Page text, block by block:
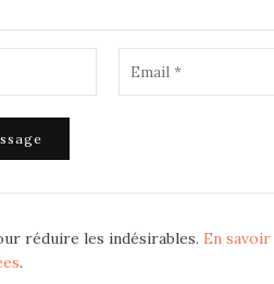
réduire les indésirables. En
.